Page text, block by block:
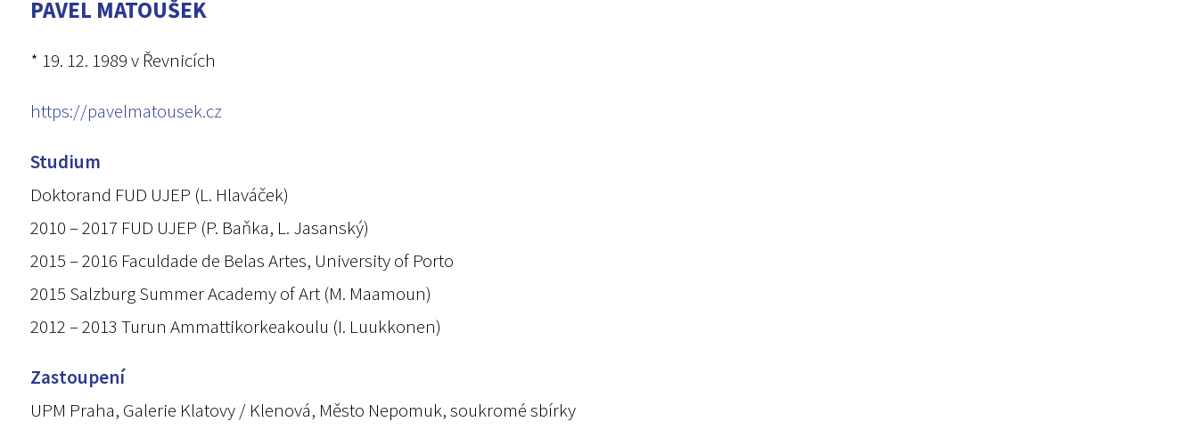
PAVEL MATOUŠEK
* 19. 12. 1989 v Řevnicích
https://pavelmatousek.cz
Studium
Doktorand FUD UJEP (L. Hlaváček)
2010 – 2017 FUD UJEP (P. Baňka, L. Jasanský)
2015 – 2016 Faculdade de Belas Artes, University of Porto
2015 Salzburg Summer Academy of Art (M. Maamoun)
2012 – 2013 Turun Ammattikorkeakoulu (I. Luukkonen)
Zastoupení
UPM Praha, Galerie Klatovy / Klenová, Město Nepomuk, soukromé sbírky